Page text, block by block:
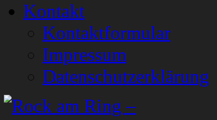
Kontakt
Kontaktformular
Impressum
Datenschutzerklärung